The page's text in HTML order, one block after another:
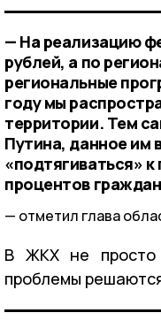
— На реализацию
рублей, а по
региональные
году мы
территории. Тем
Путина, данное им
«подтягиваться»
процентов
отметил глава
В ЖКХ не просто
проблемы